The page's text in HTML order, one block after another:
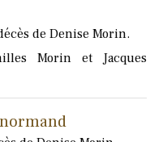
de Denise Morin.
Morin et Jacques
normand